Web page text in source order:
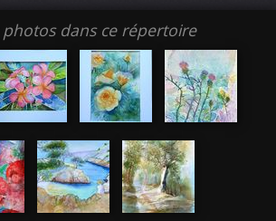
dans ce répertoire